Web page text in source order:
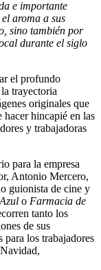
e importante
aroma a sus
sino también por
durante el siglo
el profundo
trayectoria
originales que
hacer hincapié en las
y trabajadoras
para la empresa
Antonio Mercero,
guionista de cine y
o Farmacia de
tanto los
de sus
para los trabajadores